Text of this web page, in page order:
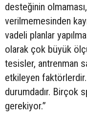
desteğinin
verilmemesinden
vadeli planlar
olarak çok büyük
tesisler, antrenman
etkileyen faktörlerdir.
durumdadır. Birçok
gerekiyor.”